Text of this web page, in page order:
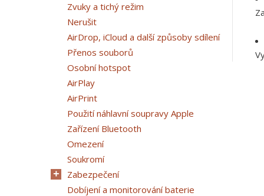
Zvuky a tichý režim
Nerušit
AirDrop, iCloud a další způsoby sdílení
Přenos souborů
Osobní hotspot
AirPlay
AirPrint
Použití náhlavní soupravy Apple
Zařízení Bluetooth
Omezení
Soukromí
Zabezpečení
Dobíjení a monitorování baterie